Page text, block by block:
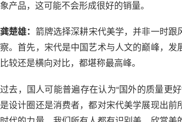
象产品，这可能不会形成很好的销量。
龚楚雄： 箭牌选择深耕宋代美学，并非一时跟
察。首先，宋代是中国艺术与人文的巅峰，
比较还是横向对比，都堪称最高峰。
过去，国人可能普遍存在认为“国外的质量更
是设计圈还是消费者，都对宋代美学展现出